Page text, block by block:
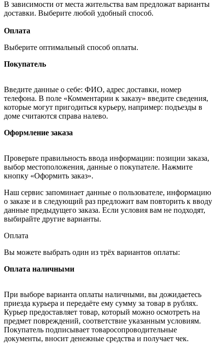
В зависимости от места жительства вам предложат варианты
доставки. Выберите любой удобный способ.
Оплата
Выберите оптимальный способ оплаты.
Покупатель
Введите данные о себе: ФИО, адрес доставки, номер
телефона. В поле «Комментарии к заказу» введите сведения,
которые могут пригодиться курьеру, например: подъезды в
доме считаются справа налево.
Оформление заказа
Проверьте правильность ввода информации: позиции заказа,
выбор местоположения, данные о покупателе. Нажмите
кнопку «Оформить заказ».
Наш сервис запоминает данные о пользователе, информацию
о заказе и в следующий раз предложит вам повторить к вводу
данные предыдущего заказа. Если условия вам не подходят,
выбирайте другие варианты.
Оплата
Вы можете выбрать один из трёх вариантов оплаты:
Оплата наличными
При выборе варианта оплаты наличными, вы дожидаетесь
приезда курьера и передаёте ему сумму за товар в рублях.
Курьер предоставляет товар, который можно осмотреть на
предмет повреждений, соответствие указанным условиям.
Покупатель подписывает товаросопроводительные
документы, вносит денежные средства и получает чек.